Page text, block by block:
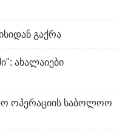
გაქრა
ახალაიები
ოპერაციის საბოლოო